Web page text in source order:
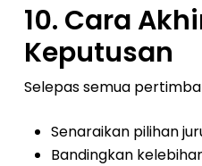
10. Cara
Keputusan
Selepas semua
Senaraikan pilihan
Bandingkan